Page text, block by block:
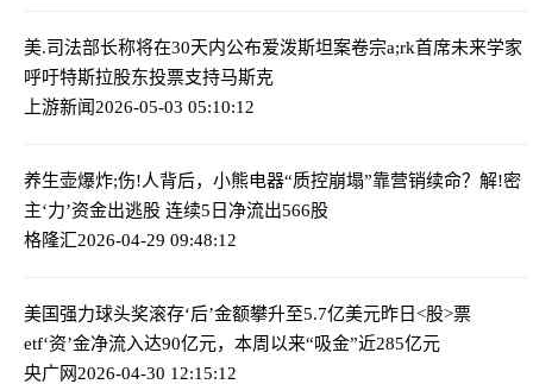
美.司法部长称将在30天内公布爱泼斯坦案卷宗a;rk首席未来学家
呼吁特斯拉股东投票支持马斯克
上游新闻2026-05-03 05:10:12
养生壶爆炸;伤!人背后，小熊电器“质控崩塌”靠营销续命？ 解!密
主‘力’资金出逃股 连续5日净流出566股
格隆汇2026-04-29 09:48:12
美国强力球头奖滚存‘后’金额攀升至5.7亿美元昨日<股>票
etf‘资’金净流入达90亿元，本周以来“吸金”近285亿元
央广网2026-04-30 12:15:12